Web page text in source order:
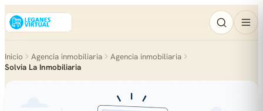
Inicio Agencia inmobiliaria
Agencia inmobiliaria
Solvia La Inmobiliaria